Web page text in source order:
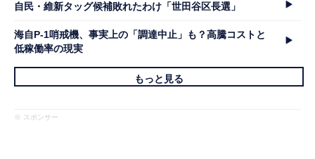
自民・維新タッグ候補敗れたわけ「世田谷区長選」
海自P-1哨戒機、事実上の「調達中止」も？高騰コストと
低稼働率の現実
もっと見る
※ スポンサー